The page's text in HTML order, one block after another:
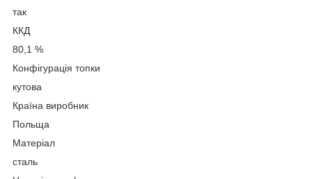
так
ККД
80,1 %
Конфігурація топки
кутова
Країна виробник
Польща
Матеріал
сталь